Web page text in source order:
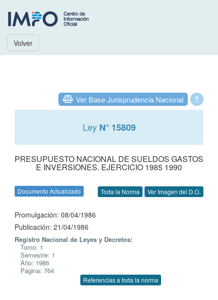
Volver
?
Ver Base Jurisprudencia Nacional
Ley N° 15809
PRESUPUESTO NACIONAL DE SUELDOS GASTOS
E INVERSIONES. EJERCICIO 1985 1990
Documento Actualizado Toda la Norma Ver Imagen del D.O.
Promulgación: 08/04/1986
Publicación: 21/04/1986
Registro Nacional de Leyes y Decretos:
Tomo: 1
Semestre: 1
Año: 1986
Página: 764
Referencias a toda la norma